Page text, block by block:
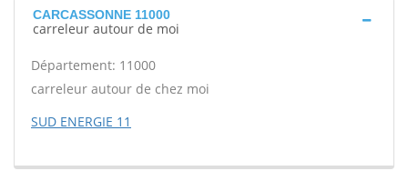
CARCASSONNE 11000
carreleur autour de moi
Département: 11000
carreleur autour de chez moi
SUD ENERGIE 11